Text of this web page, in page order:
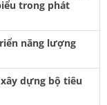
trong phát
năng lượng
dựng bộ tiêu